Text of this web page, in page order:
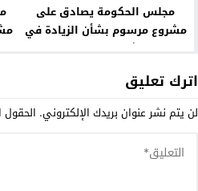
مجلس الحكومة يصادق على
مشروع مرسوم بشأن الزيادة في
المعاشات التي يصرفها
الاجتماعياترك تعليق
لن يتم نشر عنوان بريدك الإلكتروني. الحقول